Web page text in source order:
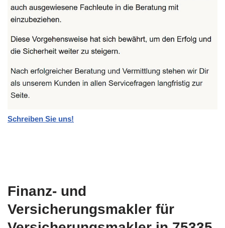
Schreiben Sie uns!
Finanz- und
Versicherungsmakler für